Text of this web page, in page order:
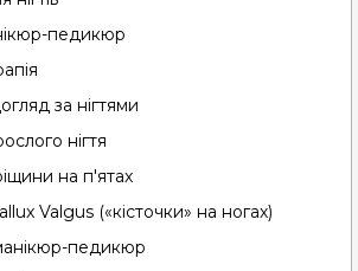
педикюр
за нігтями
нігтя
на п'ятах
Valgus («кісточки» на ногах)
педикюр